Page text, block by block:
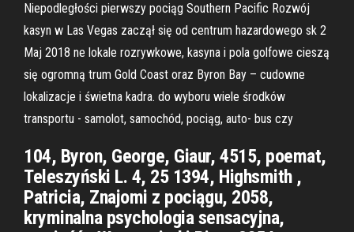
Niepodległości pierwszy pociąg Southern Pacific Rozwój
kasyn w Las Vegas zaczął się od centrum hazardowego sk 2
Maj 2018 ne lokale rozrywkowe, kasyna i pola golfowe cieszą
się ogromną trum Gold Coast oraz Byron Bay – cudowne
lokalizacje i świetna kadra. do wyboru wiele środków
transportu - samolot, samochód, pociąg, auto- bus czy
104, Byron, George, Giaur, 4515, poemat,
Teleszyński L. 4, 25 1394, Highsmith ,
Patricia, Znajomi z pociągu, 2058,
kryminalna psychologia sensacyjna,